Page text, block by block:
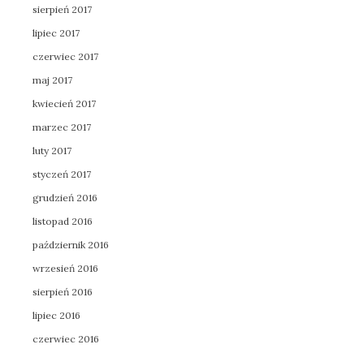
sierpień 2017
lipiec 2017
czerwiec 2017
maj 2017
kwiecień 2017
marzec 2017
luty 2017
styczeń 2017
grudzień 2016
listopad 2016
październik 2016
wrzesień 2016
sierpień 2016
lipiec 2016
czerwiec 2016